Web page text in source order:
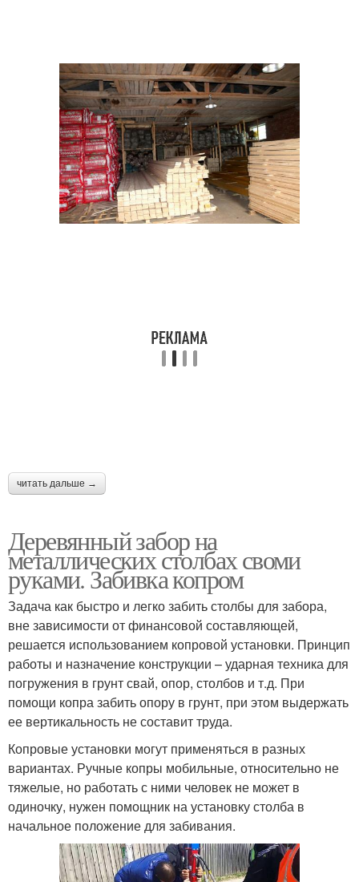
читать дальше →
Деревянный забор на
металлических столбах своми
руками. Забивка копром
Задача как быстро и легко забить столбы для забора,
вне зависимости от финансовой составляющей,
решается использованием копровой установки. Принцип
работы и назначение конструкции – ударная техника для
погружения в грунт свай, опор, столбов и т.д. При
помощи копра забить опору в грунт, при этом выдержать
ее вертикальность не составит труда.
Копровые установки могут применяться в разных
вариантах. Ручные копры мобильные, относительно не
тяжелые, но работать с ними человек не может в
одиночку, нужен помощник на установку столба в
начальное положение для забивания.